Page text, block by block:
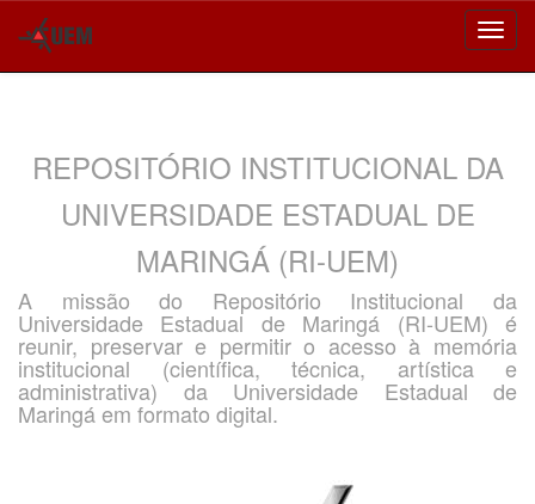
REPOSITÓRIO INSTITUCIONAL DA
UNIVERSIDADE ESTADUAL DE
MARINGÁ (RI-UEM)
A missão do Repositório Institucional da
Universidade Estadual de Maringá (RI-UEM) é
reunir, preservar e permitir o acesso à memória
institucional (científica, técnica, artística e
administrativa) da Universidade Estadual de
Maringá em formato digital.